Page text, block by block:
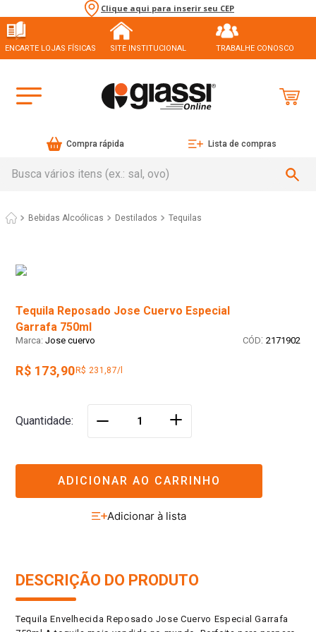
Clique aqui para inserir seu CEP
ENCARTE LOJAS FÍSICAS SITE INSTITUCIONAL TRABALHE CONOSCO
Compra rápida Lista de compras
Bebidas Alcoólicas Destilados Tequilas
Tequila Reposado Jose Cuervo Especial
Garrafa 750ml
Jose cuervo : 2171902
R$ 173,90 R$ 231,87/l
Quantidade ＋
ADICIONAR AO CARRINHO
DESCRIÇÃO DO PRODUTO
Tequila Envelhecida Reposado Jose Cuervo Especial Garrafa